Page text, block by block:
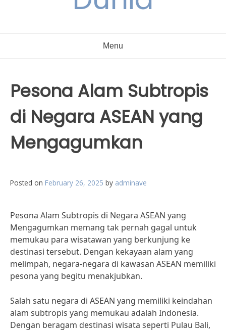
Menu
Pesona Alam Subtropis
di Negara ASEAN yang
Mengagumkan
Posted on February 26, 2025 by adminave
Pesona Alam Subtropis di Negara ASEAN yang
Mengagumkan memang tak pernah gagal untuk
memukau para wisatawan yang berkunjung ke
destinasi tersebut. Dengan kekayaan alam yang
melimpah, negara-negara di kawasan ASEAN memiliki
pesona yang begitu menakjubkan.
Salah satu negara di ASEAN yang memiliki keindahan
alam subtropis yang memukau adalah Indonesia.
Dengan beragam destinasi wisata seperti Pulau Bali,